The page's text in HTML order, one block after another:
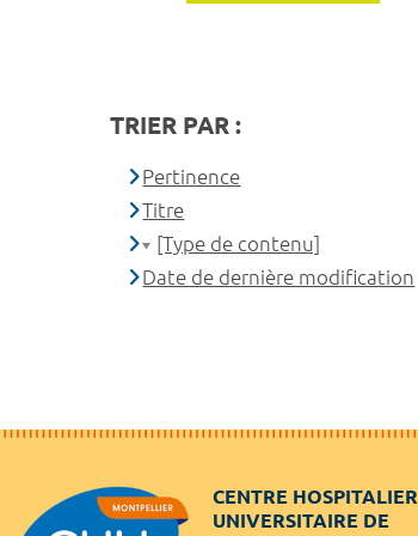
TRIER PAR :
Pertinence
Titre
[Type de contenu]
Date de dernière modification
CENTRE HOSPITALIER
UNIVERSITAIRE DE